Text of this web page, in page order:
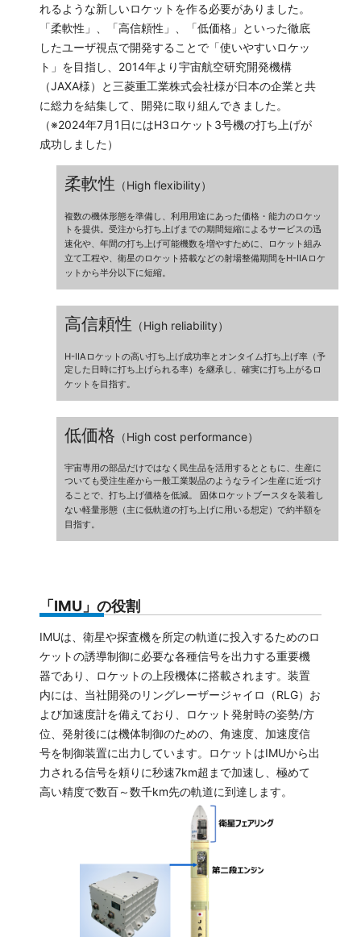
れるような新しいロケットを作る必要がありました。
「柔軟性」、「高信頼性」、「低価格」といった徹底
したユーザ視点で開発することで「使いやすいロケッ
ト」を目指し、2014年より宇宙航空研究開発機構
（JAXA様）と三菱重工業株式会社様が日本の企業と共
に総力を結集して、開発に取り組んできました。
（※2024年7月1日にはH3ロケット3号機の打ち上げが
成功しました）
柔軟性 （High flexibility）
複数の機体形態を準備し、利用用途にあった価格・能力のロケッ
トを提供。受注から打ち上げまでの期間短縮によるサービスの迅
速化や、年間の打ち上げ可能機数を増やすために、ロケット組み
立て工程や、衛星のロケット搭載などの射場整備期間をH-IIAロケ
ットから半分以下に短縮。
高信頼性 （High reliability）
H-IIAロケットの高い打ち上げ成功率とオンタイム打ち上げ率（予
定した日時に打ち上げられる率）を継承し、確実に打ち上がるロ
ケットを目指す。
低価格 （High cost performance）
宇宙専用の部品だけではなく民生品を活用するとともに、生産に
ついても受注生産から一般工業製品のようなライン生産に近づけ
ることで、打ち上げ価格を低減。 固体ロケットブースタを装着し
ない軽量形態（主に低軌道の打ち上げに用いる想定）で約半額を
目指す。
「IMU」の役割
IMUは、衛星や探査機を所定の軌道に投入するためのロ
ケットの誘導制御に必要な各種信号を出力する重要機
器であり、ロケットの上段機体に搭載されます。装置
内には、当社開発のリングレーザージャイロ（RLG）お
よび加速度計を備えており、ロケット発射時の姿勢/方
位、発射後には機体制御のための、角速度、加速度信
号を制御装置に出力しています。ロケットはIMUから出
力される信号を頼りに秒速7km超まで加速し、極めて
高い精度で数百～数千km先の軌道に到達します。